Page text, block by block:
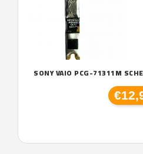
SONY VAIO PCG-71311M